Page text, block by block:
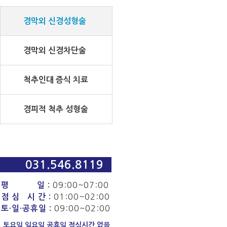
경막외 신경성형술
경막외 신경차단술
척추인대 증식 치료
경피적 척추 성형술
031.546.8119
평 일 : 09:00~07:00
점 심 시 간 : 01:00~02:00
토·일·공휴일 : 09:00~02:00
토요일,일요일,공휴일 점심시간 없음